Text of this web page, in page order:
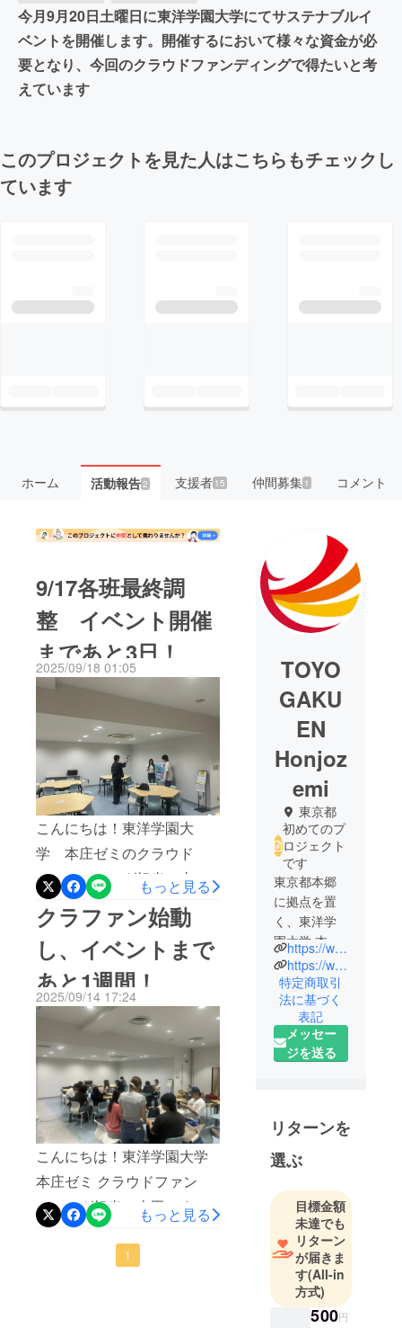
今月9月20日土曜日に東洋学園大学にてサステナブルイ
ベントを開催します。開催するにおいて様々な資金が必
要となり、今回のクラウドファンディングで得たいと考
えています
このプロジェクトを見た人はこちらもチェックし
ています
ホーム 活動報告2 支援者 15 仲間募集 1 コメント
9/17各班最終調
整 イベント開催
まであと3日！
2025/09/18 01:05
こんにちは！東洋学園大
学 本庄ゼミのクラウド
ファンディング担当 土居
です！いよいよ、私たちの
イベント開催まで残り3日と
なりました...準備も大詰めを
迎え、ゼミ生一同、胸の高
鳴りと緊張感を日々感じて
います。ここまで多くの
方々からご支援をいただ
き、また応援の声をかけて
いただいたことに、心から
感謝しております。皆さま
の温かい後押しが、私たち
の原動力になっています。
イベント当日は、「サステ
ナブルファッションの価
値」を体験できるように、
もっと見る
クラファン始動
し、イベントまで
あと1週間！
2025/09/14 17:24
こんにちは！東洋学園大学
本庄ゼミ クラウドファン
ディング担当の本田です。
先日、私たちのクラウド
ファンディングを開始いた
もっと見る
1
TOYO
GAKU
EN
Honjoz
emi
東京都
初めてのプ
ロジェクト
です
東京都本郷
に拠点を置
く、東洋学
園大学 本庄
ゼミ 第9期生
です。
私たちは、9
月20日にサ
ステナブル
ファッショ
します。
本イベント
の準備は2月
り、約7か月
間、メン
バー全員で
協力しなが
ら全力で取
り組んでま
いりまし
https://www.tyg.jp/honjosemi/0920/
https://www.instagram.com/sustainable_gatomaranai?igsh=MWVoemIyazExamYwdQ==
特定商取引
法に基づく
表記
メッセー
ジを送る
リターンを
選ぶ
目標金額
未達でも
リターン
が届きま
す(All-in
方式)
500円